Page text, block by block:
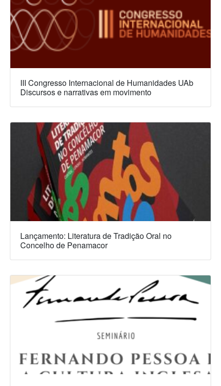
III Congresso Internacional de Humanidades UAb
Discursos e narrativas em movimento
Lançamento: Literatura de Tradição Oral no
Concelho de Penamacor